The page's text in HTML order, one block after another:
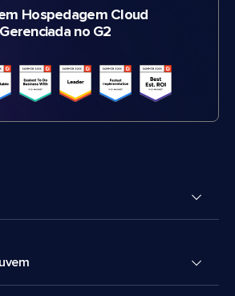
Hospedagem Cloud
Gerenciada no G2